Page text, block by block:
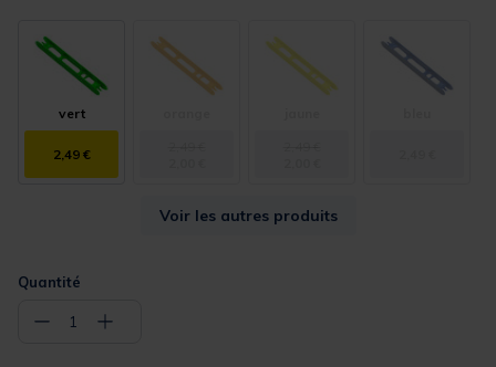
vert
2,49 €
Voir les autres produits
Quantité
− 1 +